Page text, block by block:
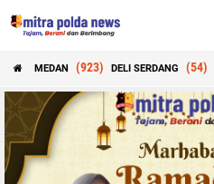
MEDAN (923) DELI SERDANG (54)